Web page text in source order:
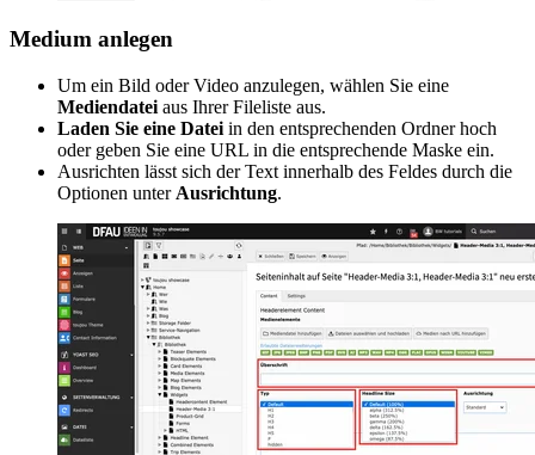
Medium anlegen
Um ein Bild oder Video anzulegen, wählen Sie eine
Mediendatei aus Ihrer Fileliste aus.
Laden Sie eine Datei in den entsprechenden Ordner hoch
oder geben Sie eine URL in die entsprechende Maske ein.
Ausrichten lässt sich der Text innerhalb des Feldes durch die
Optionen unter Ausrichtung.